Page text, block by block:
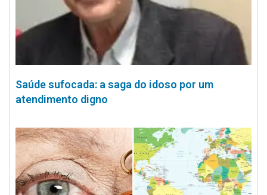
Saúde sufocada: a saga do idoso por um
atendimento digno